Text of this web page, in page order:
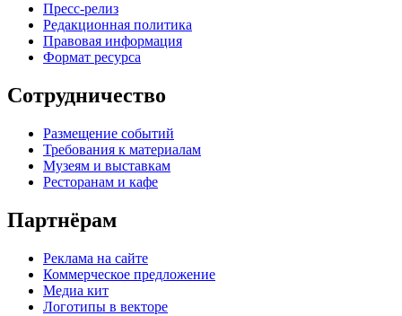
Пресс-релиз
Редакционная политика
Правовая информация
Формат ресурса
Сотрудничество
Размещение событий
Требования к материалам
Музеям и выставкам
Ресторанам и кафе
Партнёрам
Реклама на сайте
Коммерческое предложение
Медиа кит
Логотипы в векторе